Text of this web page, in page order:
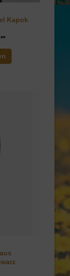
Kapok
Aktueller
ist:
189,90€.